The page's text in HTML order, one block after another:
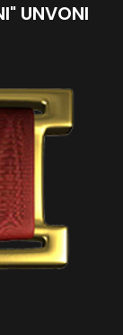
UNVONI